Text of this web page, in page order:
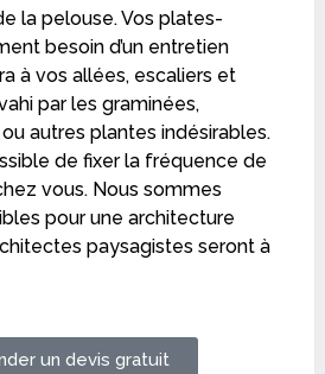
la pelouse. Vos plates-
besoin d’un entretien
à vos allées, escaliers et
par les graminées,
autres plantes indésirables.
de fixer la fréquence de
vous. Nous sommes
pour une architecture
paysagistes seront à
un devis gratuit